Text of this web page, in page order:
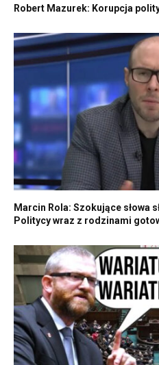
Robert Mazurek: Korupcja
Marcin Rola: Szokujące słowa
Politycy wraz z rodzinami